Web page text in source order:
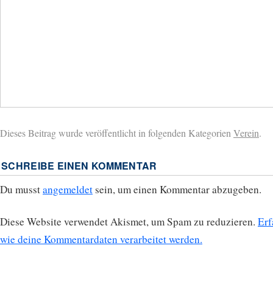
Dieses Beitrag wurde veröffentlicht in folgenden KategorienVerein.
SCHREIBE EINEN KOMMENTAR
Du musstangemeldet sein, um einen Kommentar abzugeben.
Diese Website verwendet Akismet, um Spam zu reduzieren.
wie deine Kommentardaten verarbeitet werden.